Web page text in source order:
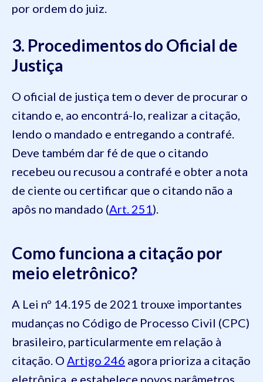
por ordem do juiz.
3. Procedimentos do Oficial de
Justiça
O oficial de justiça tem o dever de procurar o
citando e, ao encontrá-lo, realizar a citação,
lendo o mandado e entregando a contrafé.
Deve também dar fé de que o citando
recebeu ou recusou a contrafé e obter a nota
de ciente ou certificar que o citando não a
apôs no mandado (Art. 251).
Como funciona a citação por
meio eletrônico?
A Lei nº 14.195 de 2021 trouxe importantes
mudanças no Código de Processo Civil (CPC)
brasileiro, particularmente em relação à
citação. O Artigo 246 agora prioriza a citação
eletrônica, e estabelece novos parâmetros